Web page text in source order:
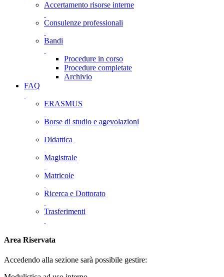
Accertamento risorse interne
Consulenze professionali
Bandi
Procedure in corso
Procedure completate
Archivio
FAQ
ERASMUS
Borse di studio e agevolazioni
Didattica
Magistrale
Matricole
Ricerca e Dottorato
Trasferimenti
Area Riservata
Accedendo alla sezione sarà possibile gestire: